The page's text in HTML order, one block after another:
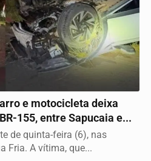
e motocicleta deixa
155, entre Sapucaia e...
de quinta-feira (6), nas
Fria. A vítima, que...